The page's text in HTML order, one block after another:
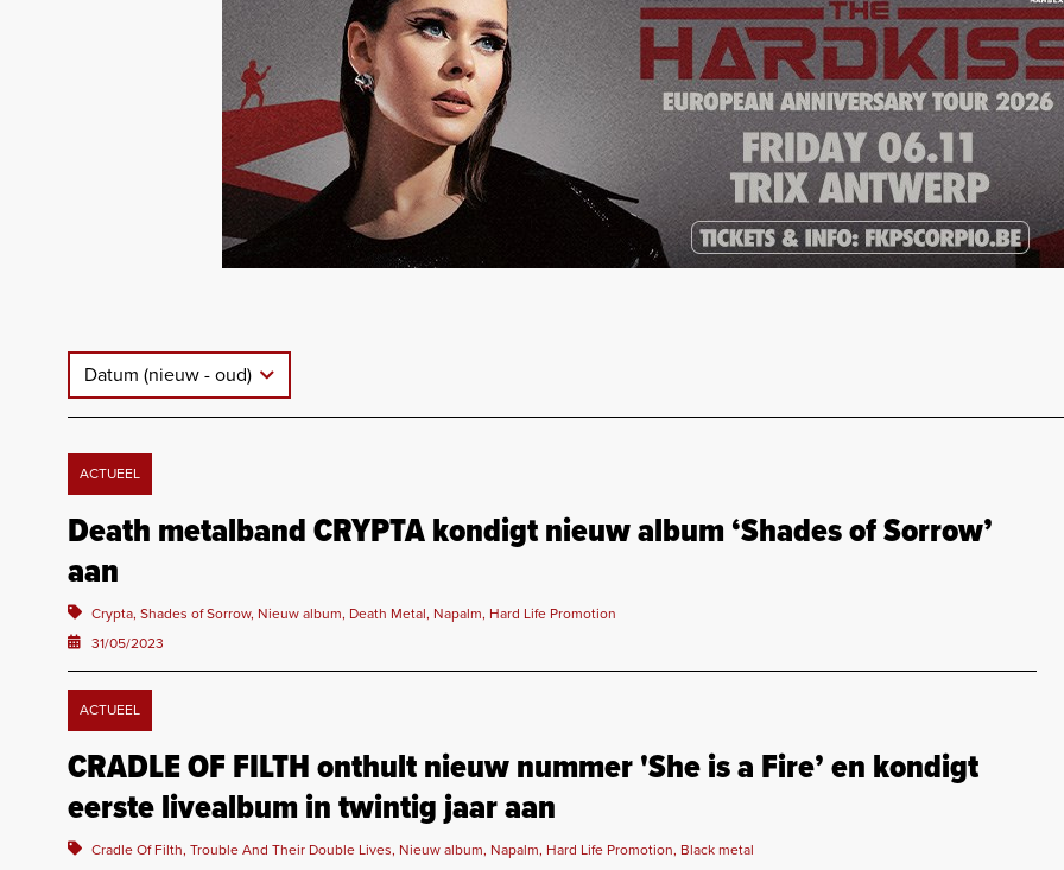
Datum (nieuw - oud)
ACTUEEL
Death metalband CRYPTA kondigt nieuw album ‘Shades of Sorrow’
aan
Crypta, Shades of Sorrow, Nieuw album, Death Metal, Napalm, Hard Life Promotion
31/05/2023
ACTUEEL
CRADLE OF FILTH onthult nieuw nummer 'She is a Fire’ en kondigt
eerste livealbum in twintig jaar aan
Cradle Of Filth, Trouble And Their Double Lives, Nieuw album, Napalm, Hard Life Promotion, Black metal